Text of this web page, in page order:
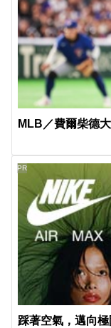
MLB／費爾柴德
踩著空氣，邁向
PR